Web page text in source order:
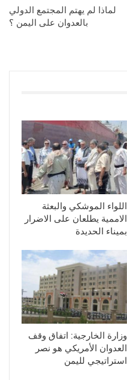
لماذا لم يهتم المجتمع الدولي
بالعدوان على اليمن ؟
اللواء الموشكي والبعثة
الاممية يطلعان على الاضرار
بميناء الحديدة
وزارة الخارجية: اتفاق وقف
العدوان الأمريكي هو نصر
استراتيجي لليمن